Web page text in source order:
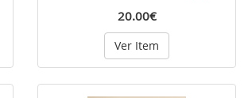
20.00€
Ver Item